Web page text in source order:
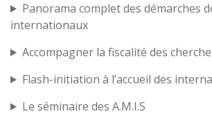
Panorama complet des démarches
internationaux
Accompagner la fiscalité des
Flash-initiation à l’accueil des
Le séminaire des A.M.I.S